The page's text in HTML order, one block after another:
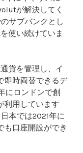
が解決してく
サブバンクとし
使い続けていま
貨を管理し、イ
即時両替できるデ
にロンドンで創
利用しています
本では2021年に
も口座開設ができ